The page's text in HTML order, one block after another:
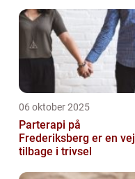
06 oktober 2025
Parterapi på
Frederiksberg er en vej
tilbage i trivsel